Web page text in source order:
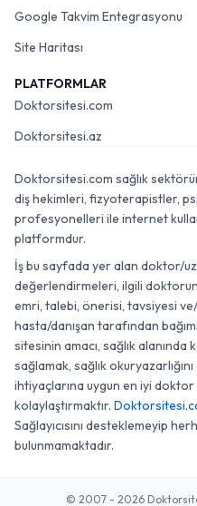
Google Takvim Entegrasyonu
Site Haritası
PLATFORMLAR
Doktorsitesi.com
Doktorsitesi.az
Doktorsitesi.com sağlık
diş hekimleri, fizyoterapistler,
profesyonelleri ile internet
platformdur.
İş bu sayfada yer alan doktor/
değerlendirmeleri, ilgili
emri, talebi, önerisi, tavsiyesi ve/
hasta/danışan tarafından
sitesinin amacı, sağlık
sağlamak, sağlık
ihtiyaçlarına uygun en iyi doktor
kolaylaştırmaktır.
Sağlayıcısını desteklemeyip
bulunmamaktadır.
© 2007 - 2026